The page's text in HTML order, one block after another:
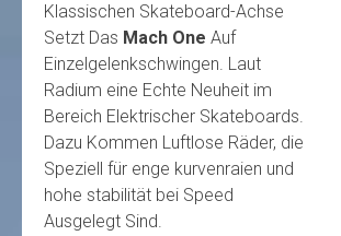
Klassischen Skateboard-Achse
Setzt Das Mach One Auf
Einzelgelenkschwingen. Laut
Radium eine Echte Neuheit im
Bereich Elektrischer Skateboards.
Dazu Kommen Luftlose Räder, die
Speziell für enge kurvenraien und
hohe stabilität bei Speed ​​
Ausgelegt Sind.